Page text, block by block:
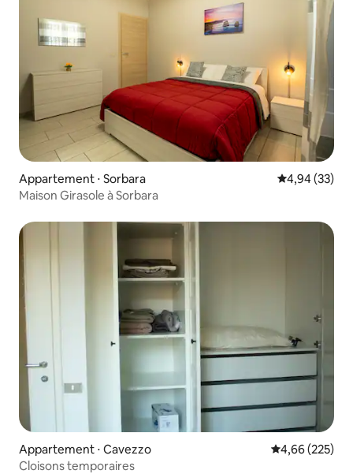
Appartement ⋅ Sorbara Évaluation
4,94 (33)
Maison Girasole à Sorbara
Appartement ⋅ Cavezzo Évaluation
4,66 (225)
Cloisons temporaires